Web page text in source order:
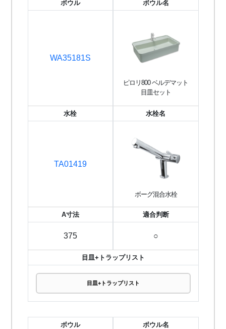
ボウル
WA35181S
ボウル名
ピロリ800 ベルデマット
目皿セット
水栓
TA01419
水栓名
ボーグ混合水栓
A寸法
375
適合判断
○
目皿+トラップリスト
目皿+トラップリスト
ボウル ボウル名